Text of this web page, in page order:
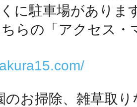
くに駐車場がありま
らの「アクセス・
のお掃除、雑草取
高知市